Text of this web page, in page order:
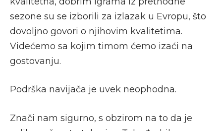
sezone su se izborili za izlazak u Evropu, što
dovoljno govori o njihovim kvalitetima.
Videćemo sa kojim timom ćemo izaći na
gostovanju.
Podrška navijača je uvek neophodna.
Znači nam sigurno, s obzirom na to da je